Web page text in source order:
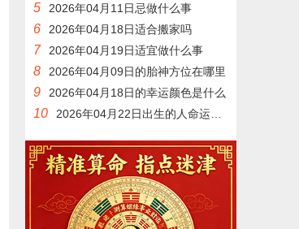
5 2026年04月11日忌做什么事
6 2026年04月18日适合搬家吗
7 2026年04月19日适宜做什么事
8 2026年04月09日的胎神方位在哪里
9 2026年04月18日的幸运颜色是什么
10 2026年04月22日出生的人命运如何